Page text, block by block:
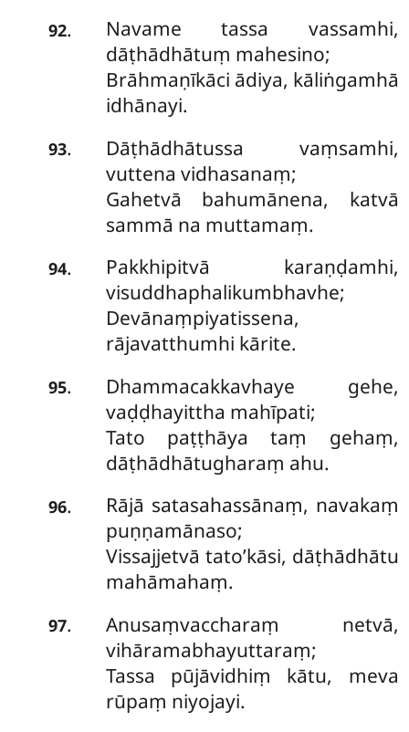
92.
Navame tassa vassamhi,
dāṭhādhātuṃ mahesino;
Brāhmaṇīkāci ādiya, kāliṅgamhā
idhānayi.
93.
Dāṭhādhātussa vaṃsamhi,
vuttena vidhasanaṃ;
Gahetvā bahumānena, katvā
sammā na muttamaṃ.
94.
Pakkhipitvā karaṇḍamhi,
visuddhaphalikumbhavhe;
Devānaṃpiyatissena,
rājavatthumhi kārite.
95.
Dhammacakkavhaye gehe,
vaḍḍhayittha mahīpati;
Tato paṭṭhāya taṃ gehaṃ,
dāṭhādhātugharaṃ ahu.
96.
Rājā satasahassānaṃ, navakaṃ
puṇṇamānaso;
Vissajjetvā tato’kāsi, dāṭhādhātu
mahāmahaṃ.
97.
Anusaṃvaccharaṃ netvā,
vihāramabhayuttaraṃ;
Tassa pūjāvidhiṃ kātu, meva
rūpaṃ niyojayi.